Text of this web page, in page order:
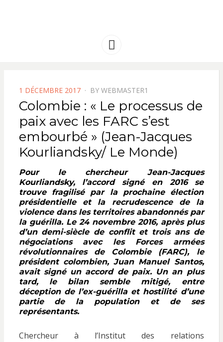
AMERIQUE
Menu
POSTED
ON
1 DÉCEMBRE 2017 BY WEBMASTER1
Colombie : « Le processus de
paix avec les FARC s’est
embourbé » (Jean-Jacques
Kourliandsky/ Le Monde)
Pour le chercheur Jean-Jacques
Kourliandsky, l’accord signé en 2016 se
trouve fragilisé par la prochaine élection
présidentielle et la recrudescence de la
violence dans les territoires abandonnés par
la guérilla. Le 24 novembre 2016, après plus
d’un demi-siècle de conflit et trois ans de
négociations avec les Forces armées
révolutionnaires de Colombie (FARC), le
président colombien, Juan Manuel Santos,
avait signé un accord de paix. Un an plus
tard, le bilan semble mitigé, entre
déception de l’ex-guérilla et hostilité d’une
partie de la population et de ses
représentants.
Chercheur à l’Institut des relations